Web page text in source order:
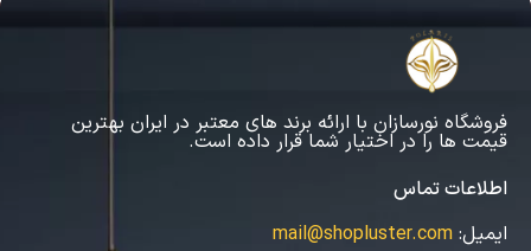
فروشگاه نورسازان با ارائه برند های معتبر در ایران بهترین
قیمت ها را در اختیار شما قرار داده است.
اطلاعات تماس
ایمیل: mail@shopluster.com